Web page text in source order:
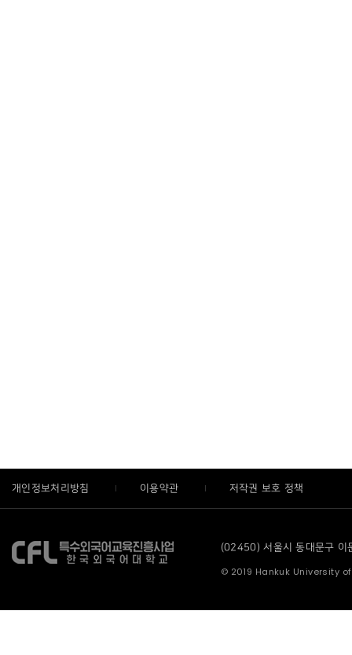
개인정보처리방침 이용약관 저작권 보호 정책
(02450) 서울시 동대문구
© 2019 Hankuk University